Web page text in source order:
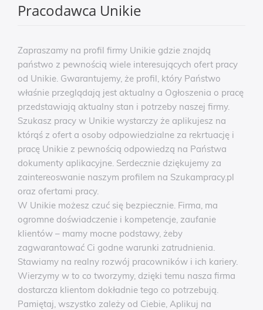
Pracodawca Unikie
Zapraszamy na profil firmy Unikie gdzie znajdą
państwo z pewnością wiele interesujących ofert pracy
od Unikie. Gwarantujemy, że profil, który Państwo
właśnie przeglądają jest aktualny a Ogłoszenia o pracę
przedstawiają aktualny stan i potrzeby naszej firmy.
Szukasz pracy w Unikie wystarczy że aplikujesz na
którąś z ofert a osoby odpowiedzialne za rekrtuację i
pracę Unikie z pewnością odpowiedzą na Państwa
dokumenty aplikacyjne. Serdecznie dziękujemy za
zaintereoswanie naszym profilem na Szukampracy.pl
oraz ofertami pracy.
W Unikie możesz czuć się bezpiecznie. Firma, ma
ogromne doświadczenie i kompetencje, zaufanie
klientów – mamy mocne podstawy, żeby
zagwarantować Ci godne warunki zatrudnienia.
Stawiamy na realny rozwój pracowników i ich kariery.
Wierzymy w to co tworzymy, dzięki temu nasza firma
dostarcza klientom dokładnie tego co potrzebują.
Pamiętaj, wszystko zależy od Ciebie, Aplikuj na